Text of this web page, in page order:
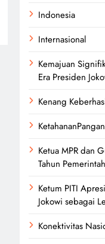
Indonesia
Internasional
Kemajuan
Era Presiden
Kenang
KetahananPangan
Ketua MPR dan
Tahun
Ketum PITI
Jokowi sebagai
Konektivitas